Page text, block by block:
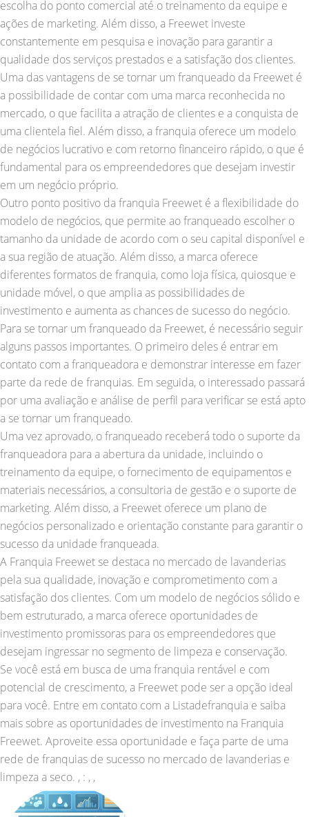
escolha do ponto comercial até o treinamento da equipe e
ações de marketing. Além disso, a Freewet investe
constantemente em pesquisa e inovação para garantir a
qualidade dos serviços prestados e a satisfação dos clientes.
Uma das vantagens de se tornar um franqueado da Freewet é
a possibilidade de contar com uma marca reconhecida no
mercado, o que facilita a atração de clientes e a conquista de
uma clientela fiel. Além disso, a franquia oferece um modelo
de negócios lucrativo e com retorno financeiro rápido, o que é
fundamental para os empreendedores que desejam investir
em um negócio próprio.
Outro ponto positivo da franquia Freewet é a flexibilidade do
modelo de negócios, que permite ao franqueado escolher o
tamanho da unidade de acordo com o seu capital disponível e
a sua região de atuação. Além disso, a marca oferece
diferentes formatos de franquia, como loja física, quiosque e
unidade móvel, o que amplia as possibilidades de
investimento e aumenta as chances de sucesso do negócio.
Para se tornar um franqueado da Freewet, é necessário seguir
alguns passos importantes. O primeiro deles é entrar em
contato com a franqueadora e demonstrar interesse em fazer
parte da rede de franquias. Em seguida, o interessado passará
por uma avaliação e análise de perfil para verificar se está apto
a se tornar um franqueado.
Uma vez aprovado, o franqueado receberá todo o suporte da
franqueadora para a abertura da unidade, incluindo o
treinamento da equipe, o fornecimento de equipamentos e
materiais necessários, a consultoria de gestão e o suporte de
marketing. Além disso, a Freewet oferece um plano de
negócios personalizado e orientação constante para garantir o
sucesso da unidade franqueada.
A Franquia Freewet se destaca no mercado de lavanderias
pela sua qualidade, inovação e comprometimento com a
satisfação dos clientes. Com um modelo de negócios sólido e
bem estruturado, a marca oferece oportunidades de
investimento promissoras para os empreendedores que
desejam ingressar no segmento de limpeza e conservação.
Se você está em busca de uma franquia rentável e com
potencial de crescimento, a Freewet pode ser a opção ideal
para você. Entre em contato com a Listadefranquia e saiba
mais sobre as oportunidades de investimento na Franquia
Freewet. Aproveite essa oportunidade e faça parte de uma
rede de franquias de sucesso no mercado de lavanderias e
limpeza a seco. , : , ,